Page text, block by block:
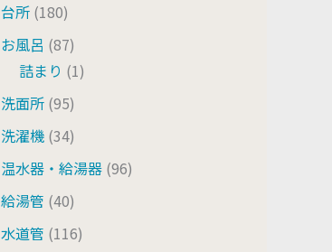
台所 (180)
お風呂 (87)
詰まり (1)
洗面所 (95)
洗濯機 (34)
温水器・給湯器 (96)
給湯管 (40)
水道管 (116)